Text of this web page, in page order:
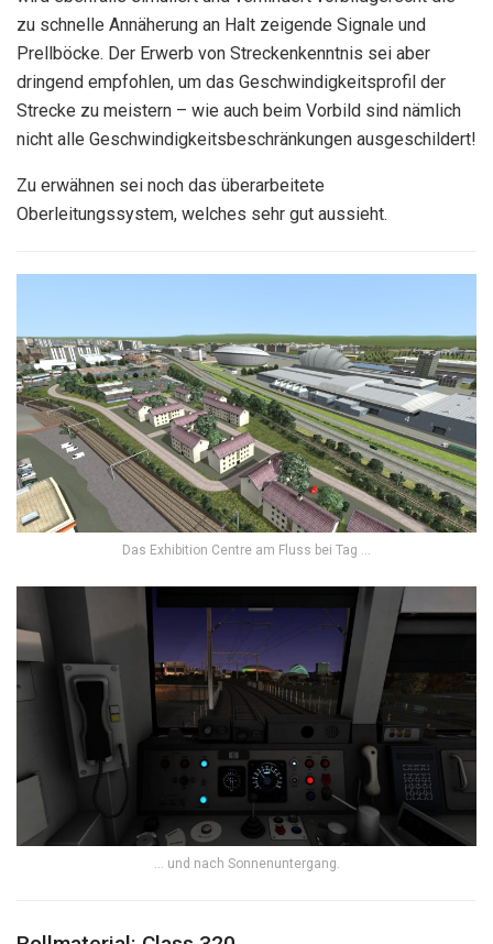
zu schnelle Annäherung an Halt zeigende Signale und
Prellböcke. Der Erwerb von Streckenkenntnis sei aber
dringend empfohlen, um das Geschwindigkeitsprofil der
Strecke zu meistern – wie auch beim Vorbild sind nämlich
nicht alle Geschwindigkeitsbeschränkungen ausgeschildert!
Zu erwähnen sei noch das überarbeitete
Oberleitungssystem, welches sehr gut aussieht.
Das Exhibition Centre am Fluss bei Tag …
… und nach Sonnenuntergang.